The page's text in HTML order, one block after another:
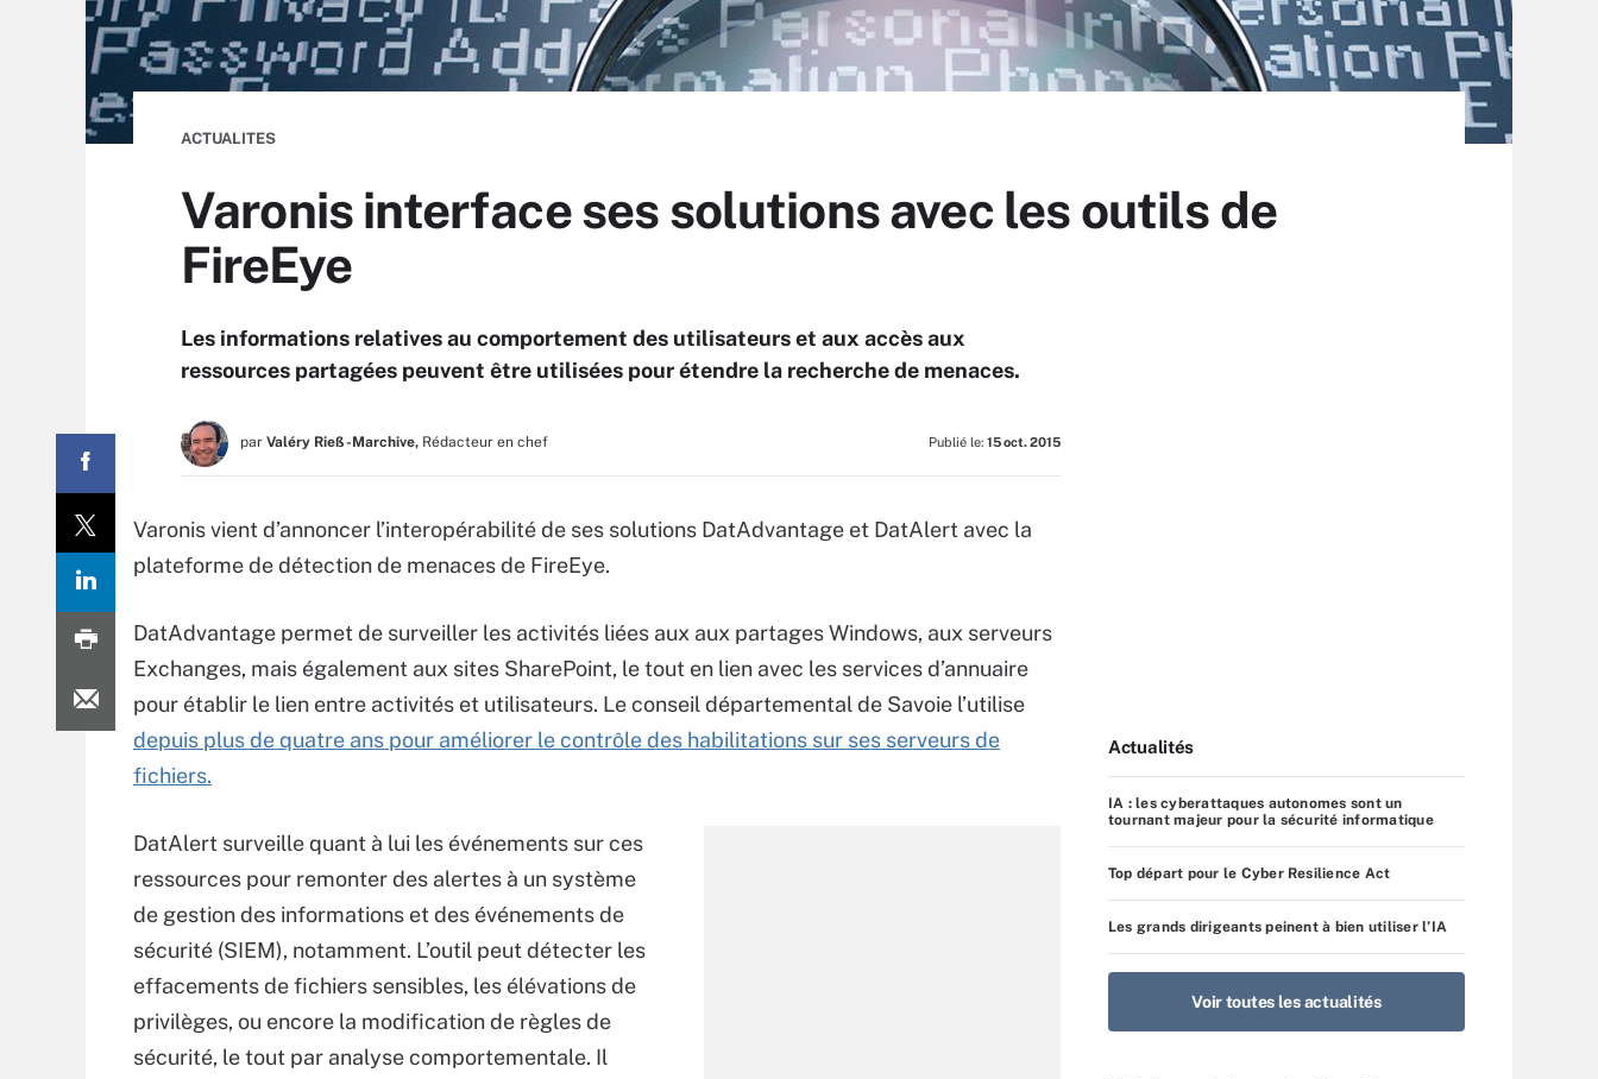
ACTUALITES
Varonis interface ses solutions avec les outils de
FireEye
Les informations relatives au comportement des utilisateurs et aux accès aux
ressources partagées peuvent être utilisées pour étendre la recherche de menaces.
par Valéry Rieß-Marchive, Rédacteur en chef Publié le: 15 oct. 2015
Varonis vient d’annoncer l’interopérabilité de ses solutions DatAdvantage et DatAlert avec la
plateforme de détection de menaces de FireEye.
DatAdvantage permet de surveiller les activités liées aux aux partages Windows, aux serveurs
Exchanges, mais également aux sites SharePoint, le tout en lien avec les services d’annuaire
pour établir le lien entre activités et utilisateurs. Le conseil départemental de Savoie l’utilise
depuis plus de quatre ans pour améliorer le contrôle des habilitations sur ses serveurs de
fichiers.
DatAlert surveille quant à lui les événements sur ces
ressources pour remonter des alertes à un système
de gestion des informations et des événements de
sécurité (SIEM), notamment. L’outil peut détecter les
effacements de fichiers sensibles, les élévations de
privilèges, ou encore la modification de règles de
sécurité, le tout par analyse comportementale. Il
Actualités
IA : les cyberattaques autonomes sont un
tournant majeur pour la sécurité informatique
Top départ pour le Cyber Resilience Act
Les grands dirigeants peinent à bien utiliser l’IA
Voir toutes les actualités